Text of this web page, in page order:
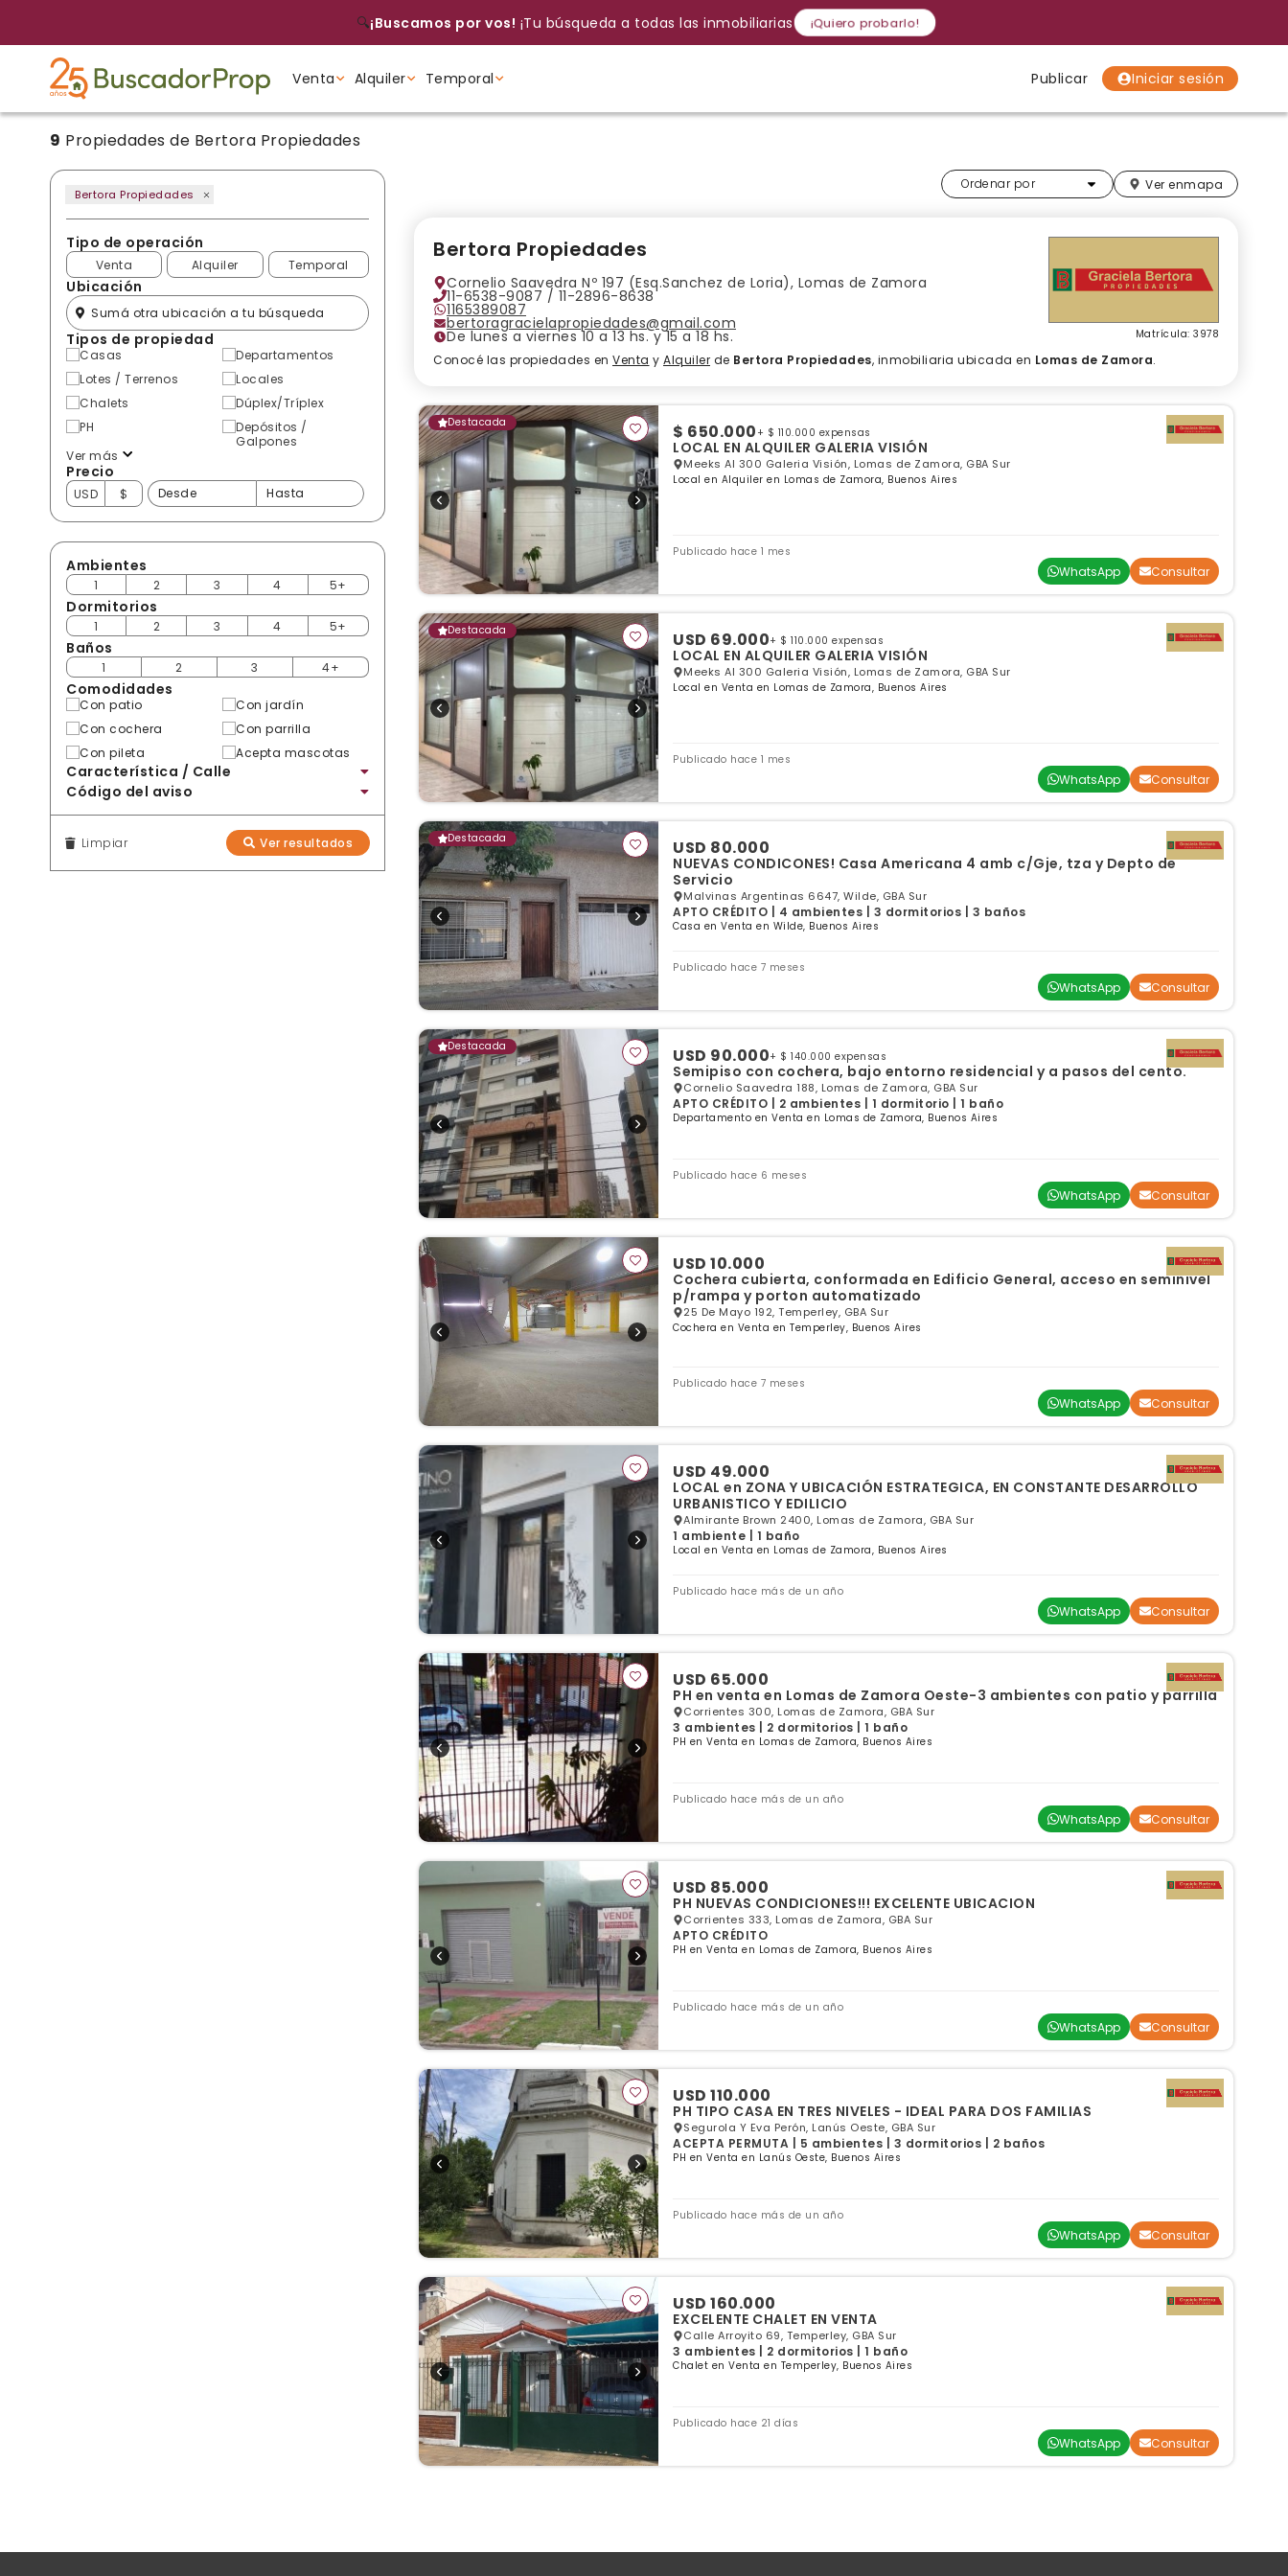
🔍¡Buscamos por vos! ¡Tu búsqueda a todas las inmobiliarias! ¡Quiero probarlo!
Venta
Tipo de propiedad
Alquiler
Tipo de propiedad
Temporal
Tipo de propiedad
Publicar Iniciar sesión
Cancelar Si, eliminar
Gracias
9 Propiedades de Bertora Propiedades
Bertora Propiedades
Tipo de operación
Venta Alquiler Temporal
Ubicación
Tipos de propiedad
Casas
Departamentos
Lotes / Terrenos
Locales
Chalets
Dúplex/Tríplex
PH
Depósitos /
Galpones
Ver más
Precio
USD $
Ambientes
1 2 3 4 5+
Dormitorios
1 2 3 4 5+
Baños
1 2 3 4+
Comodidades
Con patio
Con jardín
Con cochera
Con parrilla
Con pileta
Acepta mascotas
Característica / Calle
Código del aviso
Limpiar Ver resultados
Ordenar por
Más relevantes Ver enmapa
Bertora Propiedades
Cornelio Saavedra Nº 197 (Esq.Sanchez de Loria), Lomas de Zamora
11-6538-9087 / 11-2896-8638
1165389087
bertoragracielapropiedades@gmail.com
De lunes a viernes 10 a 13 hs. y 15 a 18 hs. Matrícula: 3978
Conocé las propiedades en Venta y Alquiler de Bertora Propiedades, inmobiliaria ubicada en Lomas de Zamora.
Destacada $ 650.000 + $ 110.000 expensas
LOCAL EN ALQUILER GALERIA VISIÓN
Meeks Al 300 Galeria Visión, Lomas de Zamora, GBA Sur
Local en Alquiler en Lomas de Zamora, Buenos Aires
Publicado hace 1 mes
WhatsApp Consultar
Destacada USD 69.000+ $ 110.000 expensas
LOCAL EN ALQUILER GALERIA VISIÓN
Meeks Al 300 Galeria Visión, Lomas de Zamora, GBA Sur
Local en Venta en Lomas de Zamora, Buenos Aires
Publicado hace 1 mes
WhatsApp Consultar
Destacada USD 80.000
NUEVAS CONDICONES! Casa Americana 4 amb c/Gje, tza y Depto de
Servicio
Malvinas Argentinas 6647, Wilde, GBA Sur
APTO CRÉDITO | 4 ambientes | 3 dormitorios | 3 baños
Casa en Venta en Wilde, Buenos Aires
Publicado hace 7 meses
WhatsApp Consultar
Destacada USD 90.000+ $ 140.000 expensas
Semipiso con cochera, bajo entorno residencial y a pasos del cento.
Cornelio Saavedra 188, Lomas de Zamora, GBA Sur
APTO CRÉDITO | 2 ambientes | 1 dormitorio | 1 baño
Departamento en Venta en Lomas de Zamora, Buenos Aires
Publicado hace 6 meses
WhatsApp Consultar
USD 10.000
Cochera cubierta, conformada en Edificio General, acceso en seminivel
p/rampa y porton automatizado
25 De Mayo 192, Temperley, GBA Sur
Cochera en Venta en Temperley, Buenos Aires
Publicado hace 7 meses
WhatsApp Consultar
USD 49.000
LOCAL en ZONA Y UBICACIÓN ESTRATEGICA, EN CONSTANTE DESARROLLO
URBANISTICO Y EDILICIO
Almirante Brown 2400, Lomas de Zamora, GBA Sur
1 ambiente | 1 baño
Local en Venta en Lomas de Zamora, Buenos Aires
Publicado hace más de un año
WhatsApp Consultar
USD 65.000
PH en venta en Lomas de Zamora Oeste-3 ambientes con patio y parrilla
Corrientes 300, Lomas de Zamora, GBA Sur
3 ambientes | 2 dormitorios | 1 baño
PH en Venta en Lomas de Zamora, Buenos Aires
Publicado hace más de un año
WhatsApp Consultar
USD 85.000
PH NUEVAS CONDICIONES!!! EXCELENTE UBICACION
Corrientes 333, Lomas de Zamora, GBA Sur
APTO CRÉDITO
PH en Venta en Lomas de Zamora, Buenos Aires
Publicado hace más de un año
WhatsApp Consultar
USD 110.000
PH TIPO CASA EN TRES NIVELES - IDEAL PARA DOS FAMILIAS
Segurola Y Eva Perón, Lanús Oeste, GBA Sur
ACEPTA PERMUTA | 5 ambientes | 3 dormitorios | 2 baños
PH en Venta en Lanús Oeste, Buenos Aires
Publicado hace más de un año
WhatsApp Consultar
USD 160.000
EXCELENTE CHALET EN VENTA
Calle Arroyito 69, Temperley, GBA Sur
3 ambientes | 2 dormitorios | 1 baño
Chalet en Venta en Temperley, Buenos Aires
Publicado hace 21 días
WhatsApp Consultar